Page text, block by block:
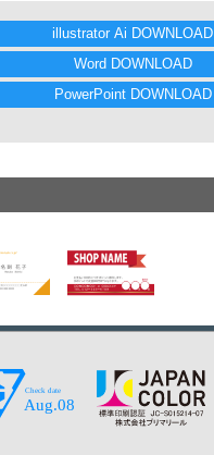
illustrator Ai DOWNLOAD
Word DOWNLOAD
PowerPoint DOWNLOAD